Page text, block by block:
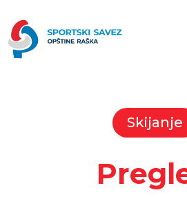
Skijanje